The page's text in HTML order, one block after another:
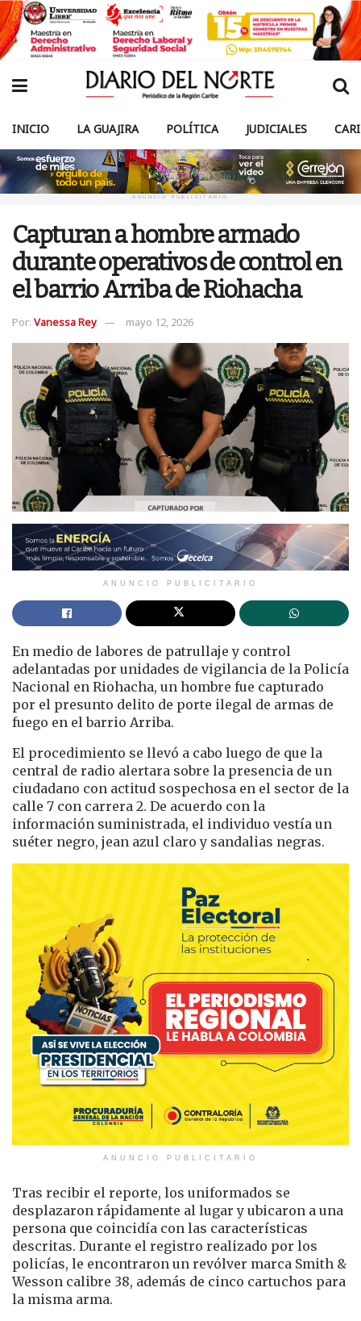
INICIO LA GUAJIRA POLÍTICA JUDICIALES
ANUNCIO PUBLICITARIO
Capturan a hombre armado
durante operativos de control en
el barrio Arriba de Riohacha
Por: Vanessa Rey mayo 12, 2026
ANUNCIO PUBLICITARIO
En medio de labores de patrullaje y control
adelantadas por unidades de vigilancia de la Policía
Nacional en Riohacha, un hombre fue capturado
por el presunto delito de porte ilegal de armas de
fuego en el barrio Arriba.
El procedimiento se llevó a cabo luego de que la
central de radio alertara sobre la presencia de un
ciudadano con actitud sospechosa en el sector de la
calle 7 con carrera 2. De acuerdo con la
información suministrada, el individuo vestía un
suéter negro, jean azul claro y sandalias negras.
ANUNCIO PUBLICITARIO
Tras recibir el reporte, los uniformados se
desplazaron rápidamente al lugar y ubicaron a una
persona que coincidía con las características
descritas. Durante el registro realizado por los
policías, le encontraron un revólver marca Smith &
Wesson calibre 38, además de cinco cartuchos para
la misma arma.